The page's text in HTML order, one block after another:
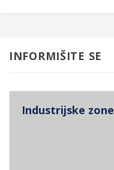
INFORMIŠITE SE
Industrijske zone